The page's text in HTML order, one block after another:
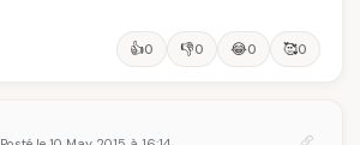
👍0 👎0 😂0 🥰0